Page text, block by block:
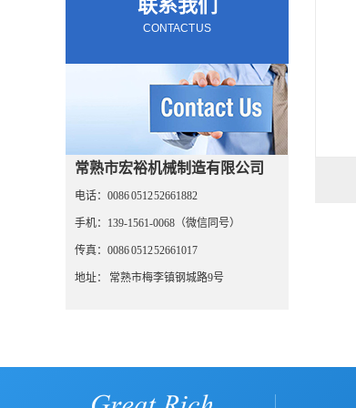
联系我们
CONTACT US
常熟市宏裕机械制造有限公司
电话：0086 0512 52661882
手机：139-1561-0068（微信同号）
传真：0086 0512 52661017
地址： 常熟市梅李镇钢城路9号